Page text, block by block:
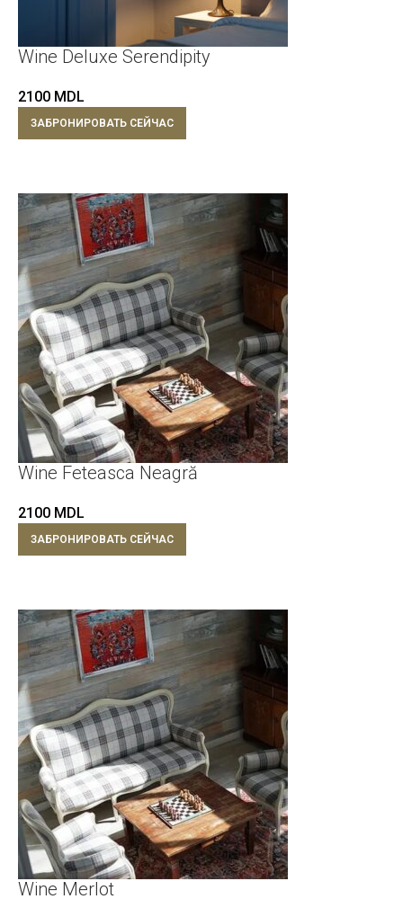
Wine Deluxe Serendipity
2100 MDL
ЗАБРОНИРОВАТЬ СЕЙЧАС
Wine Feteasca Neagră
2100 MDL
ЗАБРОНИРОВАТЬ СЕЙЧАС
Wine Merlot